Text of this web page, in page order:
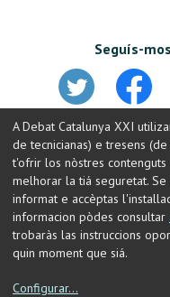
Seguís-
© Debat
A Debat Catalunya XXI
de tecnicianas) e tresens
t'ofrir los nòstres
melhorar la tiá seguretat. Se
informat e accèptas
informacion pòdes consultar
trobaràs las instruccions
quin moment que siá.
Configurar...